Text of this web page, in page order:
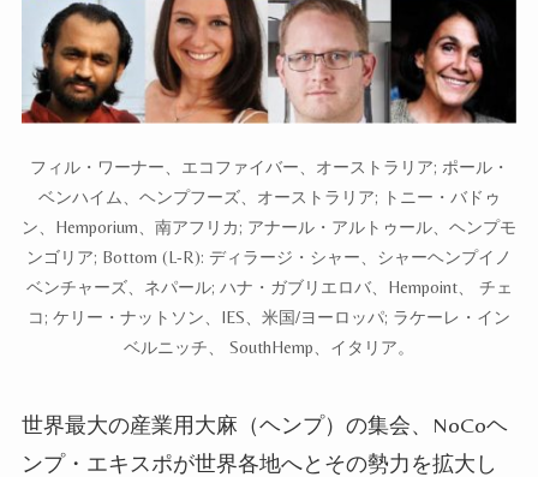
フィル・ワーナー、エコファイバー、オーストラリア; ポール・
ベンハイム、ヘンプフーズ、オーストラリア; トニー・バドゥ
ン、Hemporium、南アフリカ; アナール・アルトゥール、ヘンプモ
ンゴリア; Bottom (L-R): ディラージ・シャー、シャーヘンプイノ
ベンチャーズ、ネパール; ハナ・ガブリエロバ、Hempoint、 チェ
コ; ケリー・ナットソン、IES、米国/ヨーロッパ; ラケーレ・イン
ベルニッチ、 SouthHemp、イタリア。
世界最大の産業用大麻 （ヘンプ） の集会、NoCoヘ
ンプ・エキスポが世界各地へとその勢力を拡大し